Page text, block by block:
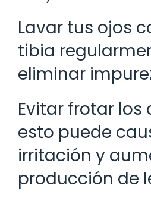
Lavar tus ojos
tibia
eliminar
Evitar frotar los
esto puede
irritación y
producción de